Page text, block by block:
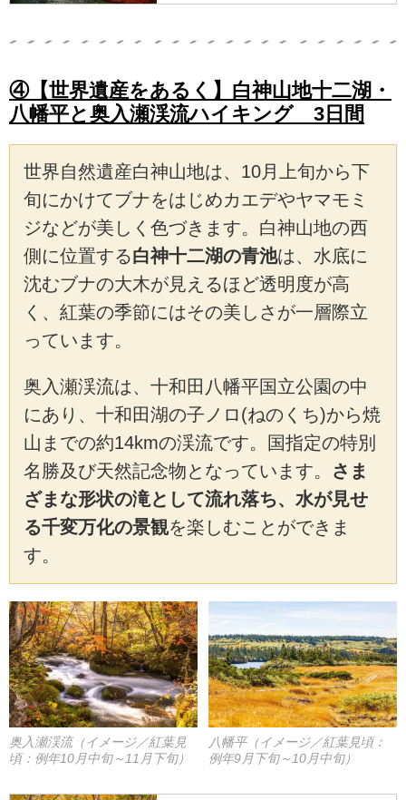
●ガイディングレシーバー付き
④【世界遺産をあるく】白神山地十二湖・
八幡平と奥入瀬渓流ハイキング 3日間
世界自然遺産白神山地は、10月上旬から下
旬にかけてブナをはじめカエデやヤマモミ
ジなどが美しく色づきます。白神山地の西
側に位置する白神十二湖の青池は、水底に
沈むブナの大木が見えるほど透明度が高
く、紅葉の季節にはその美しさが一層際立
っています。
奥入瀬渓流は、十和田八幡平国立公園の中
にあり、十和田湖の子ノロ(ねのくち)から焼
山までの約14kmの渓流です。国指定の特別
名勝及び天然記念物となっています。
さま
ざまな形状の滝として流れ落ち、水が見せ
る千変万化の景観を楽しむことができま
す。
奥入瀬渓流（イメージ／紅葉見
頃：例年10月中旬～11月下旬）
八幡平（イメージ／紅葉見頃：
例年9月下旬～10月中旬）